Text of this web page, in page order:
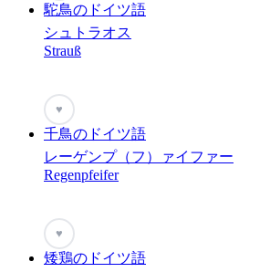
駝鳥のドイツ語
シュトラオス
Strauß
♥
千鳥のドイツ語
レーゲンプ（フ）ァイファー
Regenpfeifer
♥
矮鶏のドイツ語